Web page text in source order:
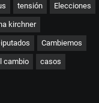
tensión Elecciones
kirchner
Cambiemos
cambio casos